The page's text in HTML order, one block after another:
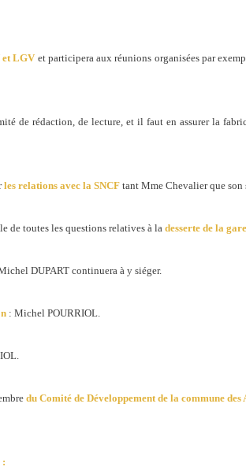
et LGVet participera aux réunions organisées par
de rédaction, de lecture, et il faut en assurer la
les relations avec la SNCF tant Mme Chevalier que son
de toutes les questions relatives à la desserte de la
DUPART continuera à y siéger.
: Michel POURRIOL.
du Comité de Développement de la commune des
: